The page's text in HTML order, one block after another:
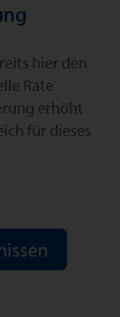
hier den
Rate
erhöht
für dieses